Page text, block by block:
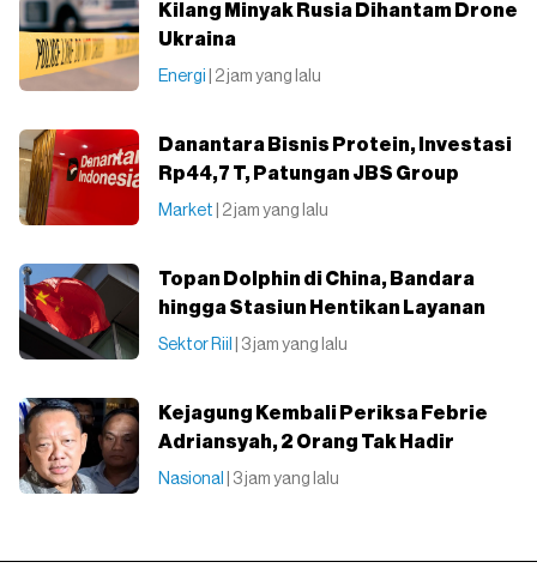
Kilang Minyak Rusia Dihantam Drone
Ukraina
Energi | 2 jam yang lalu
Danantara Bisnis Protein, Investasi
Rp44,7 T, Patungan JBS Group
Market | 2 jam yang lalu
Topan Dolphin di China, Bandara
hingga Stasiun Hentikan Layanan
Sektor Riil | 3 jam yang lalu
Kejagung Kembali Periksa Febrie
Adriansyah, 2 Orang Tak Hadir
Nasional | 3 jam yang lalu